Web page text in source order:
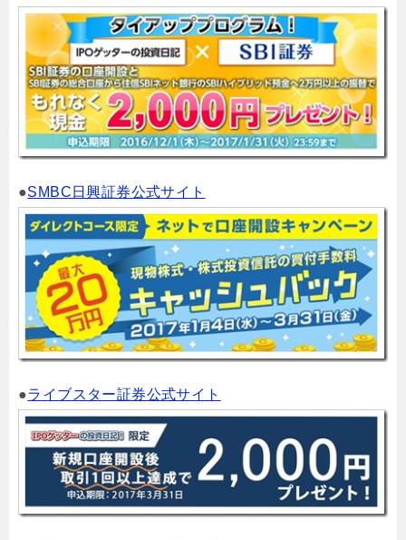
●SMBC日興証券公式サイト
●ライブスター証券公式サイト